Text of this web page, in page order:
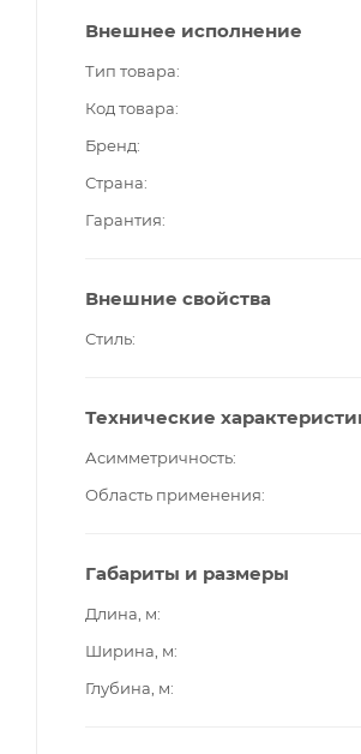
Внешнее исполнение
Тип товара
Код товара
Бренд
Страна
Гарантия
Внешние свойства
Стиль
Технические
Асимметричность
Область применения
Габариты и размеры
Длина, м
Ширина, м
Глубина, м